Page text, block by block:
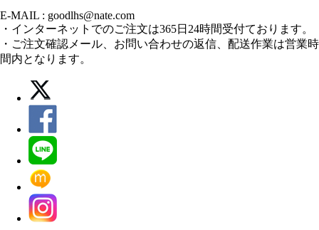
E-MAIL : goodlhs@nate.com
・インターネットでのご注文は365日24時間受付ております。
・ご注文確認メール、お問い合わせの返信、配送作業は営業時
間内となります。